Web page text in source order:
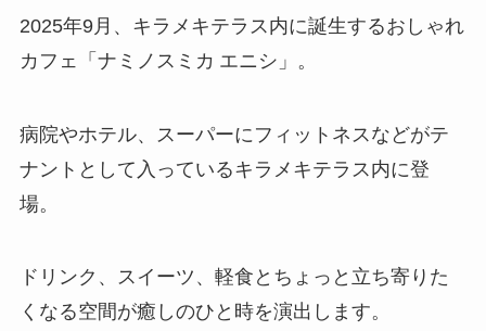
2025年9月、キラメキテラス内に誕生するおしゃれ
カフェ「ナミノスミカ エニシ」。
病院やホテル、スーパーにフィットネスなどがテ
ナントとして入っているキラメキテラス内に登
場。
ドリンク、スイーツ、軽食とちょっと立ち寄りた
くなる空間が癒しのひと時を演出します。